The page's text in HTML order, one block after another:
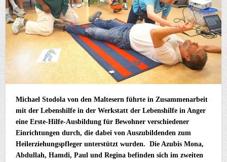
Michael Stodola von den Maltesern führte in Zusammenarbeit
mit der Lebenshilfe in der Werkstatt der Lebenshilfe in Anger
eine Erste-Hilfe-Ausbildung für Bewohner verschiedener
Einrichtungen durch, die dabei von Auszubildenden zum
Heilerziehungspfleger unterstützt wurden. Die Azubis Mona,
Abdullah, Hamdi, Paul und Regina befinden sich im zweiten